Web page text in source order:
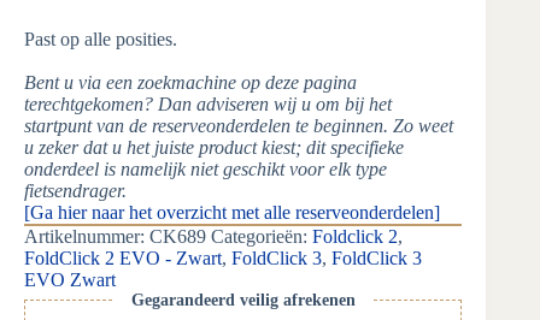
Past op alle posities.
Bent u via een zoekmachine op deze pagina
terechtgekomen? Dan adviseren wij u om bij het
startpunt van de reserveonderdelen te beginnen. Zo weet
u zeker dat u het juiste product kiest; dit specifieke
onderdeel is namelijk niet geschikt voor elk type
fietsendrager.
[Ga hier naar het overzicht met alle reserveonderdelen]
Artikelnummer: CK689 Categorieën: Foldclick 2,
FoldClick 2 EVO - Zwart, FoldClick 3, FoldClick 3
EVO Zwart
Gegarandeerd veilig afrekenen